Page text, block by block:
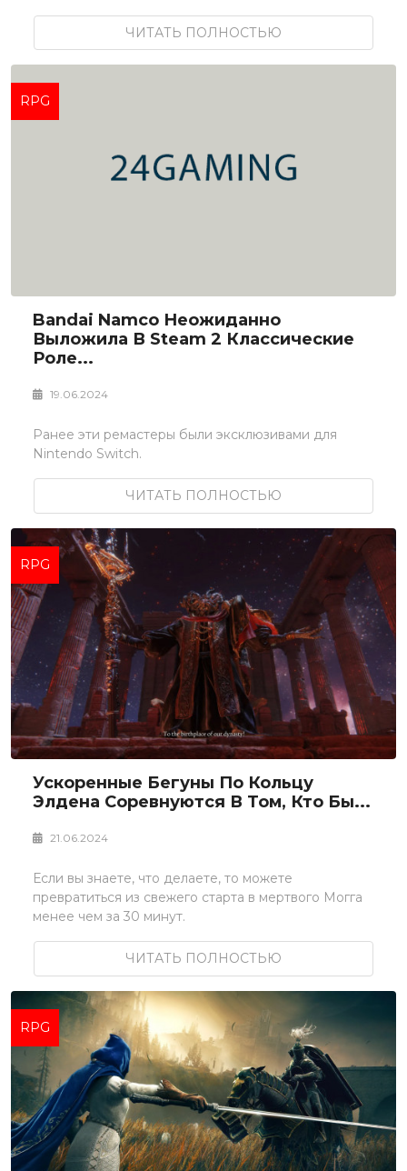
ЧИТАТЬ ПОЛНОСТЬЮ
RPG
Bandai Namco Неожиданно
Выложила В Steam 2 Классические
Роле...
19.06.2024
Ранее эти ремастеры были эксклюзивами для
Nintendo Switch.
ЧИТАТЬ ПОЛНОСТЬЮ
RPG
Ускоренные Бегуны По Кольцу
Элдена Соревнуются В Том, Кто Бы...
21.06.2024
Если вы знаете, что делаете, то можете
превратиться из свежего старта в мертвого Могга
менее чем за 30 минут.
ЧИТАТЬ ПОЛНОСТЬЮ
RPG